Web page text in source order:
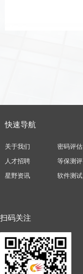
快速导航
关于我们
人才招聘
星野资讯
密码评估
等保测评
软件测试
扫码关注